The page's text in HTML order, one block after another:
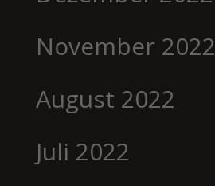
November 2022
August 2022
Juli 2022